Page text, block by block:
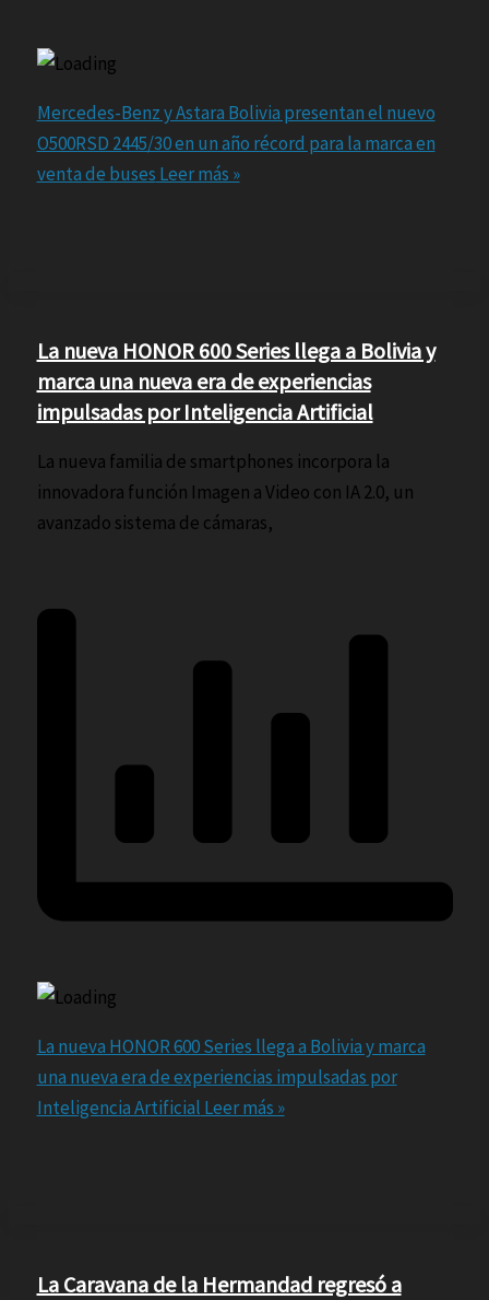
Mercedes-Benz y Astara Bolivia presentan el nuevo
O500RSD 2445/30 en un año récord para la marca en
venta de buses Leer más »
La nueva HONOR 600 Series llega a Bolivia y
marca una nueva era de experiencias
impulsadas por Inteligencia Artificial
La nueva familia de smartphones incorpora la
innovadora función Imagen a Video con IA 2.0, un
avanzado sistema de cámaras,
La nueva HONOR 600 Series llega a Bolivia y marca
una nueva era de experiencias impulsadas por
Inteligencia Artificial Leer más »
La Caravana de la Hermandad regresó a